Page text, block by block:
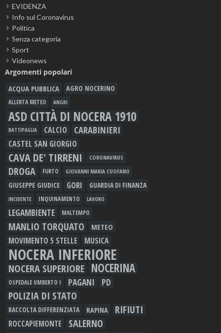
EVIDENZA
Info sul Coronavirus
Politica
Senza categoria
Sport
Videonews
Argomenti popolari
ACQUA PUBBLICA AGRO NOCERINO
ALLERTA METEO ANGRI
ASD CITTÀ DI NOCERA 1910
BATTIPAGLIA CALCIO CARABINIERI
CASTEL SAN GIORGIO
CAVA DE' TIRRENI CORONAVIRUS
DROGA FURTO GIOVANNI MARIA CUOFANO
GIUSEPPE GIUDICE GORI GUARDIA DI FINANZA
INCIDENTE INQUINAMENTO LAVORO
LEGAMBIENTE MALTEMPO
MANLIO TORQUATO METEO
MOVIMENTO 5 STELLE MUSICA
NOCERA INFERIORE
NOCERA SUPERIORE NOCERINA
OSPEDALE UMBERTO I PAGANI PD
POLIZIA DI STATO
RACCOLTA DIFFERENZIATA RAPINA RIFIUTI
ROCCAPIEMONTE SALERNO